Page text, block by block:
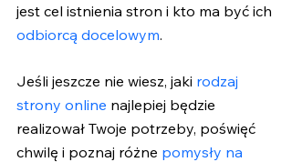
jest cel istnienia stron i kto ma być ich
odbiorcą docelowym.
Jeśli jeszcze nie wiesz, jaki rodzaj
strony online najlepiej będzie
realizował Twoje potrzeby, poświęć
chwilę i poznaj różne pomysły na